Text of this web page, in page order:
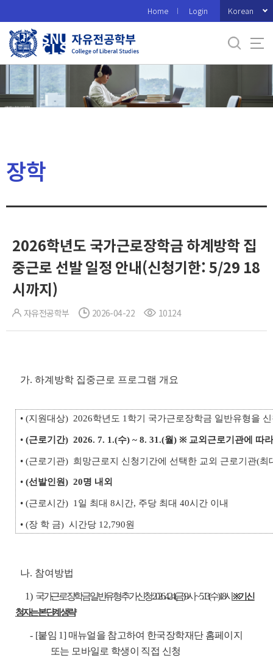
로
메
Home Login Korean
장학
2026학년도 국가근로장학금 하계방학 집
중근로 선발 일정 안내(신청기한: 5/29 18
시까지)
자유전공학부 2026-04-22 10124
가. 하계방학 집중근로 프로그램 개요
• (지원대상) 2026학년도 1학기 국가근로장학금 일반유형을
• (근로기간) 2026. 7. 1.(수) ~ 8. 31.(월) ※ 교외근로기관에 따
• (근로기관) 희망근로지 신청기간에 선택한 교외 근로기관(최
• (선발인원) 20명 내외
• (근로시간) 1일 최대 8시간, 주당 최대 40시간 이내
• (장 학 금) 시간당 12,790원
나. 참여방법
1) 국가근로장학금 일반유형 추가신청: 2026. 4. 24.(금) 9시 ~ 5. 13.(수) 18시 ※ 기 신
청자는 본 단계 생략
- [붙임 1] 매뉴얼을 참고하여 한국장학재단 홈페이지
또는 모바일로 학생이 직접 신청